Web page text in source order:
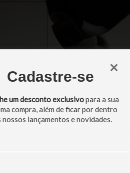
Cadastre-se
um desconto exclusivopara a sua
compra, além de ficar por dentro
nossos lançamentos e novidades.